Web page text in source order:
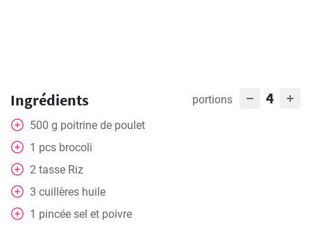
Ingrédients portions 4
500 g poitrine de poulet
1 pcs brocoli
2 tasse Riz
3 cuillères huile
1 pincée sel et poivre